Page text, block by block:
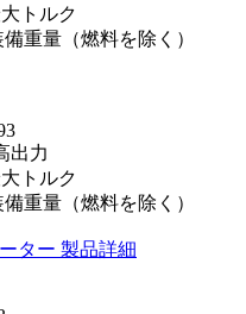
トルク
備重量（燃料を除く）
出力
トルク
備重量（燃料を除く）
ター 製品詳細